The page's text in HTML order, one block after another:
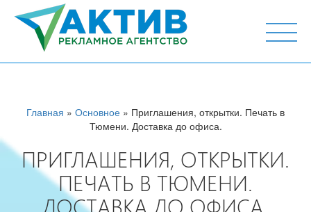
г. Тюмень, ул. М.Горького 44, офис 204
Главная » Основное » Приглашения, открытки. Печать в
Тюмени. Доставка до офиса.
ПРИГЛАШЕНИЯ, ОТКРЫТКИ.
ПЕЧАТЬ В ТЮМЕНИ.
ДОСТАВКА ДО ОФИСА.